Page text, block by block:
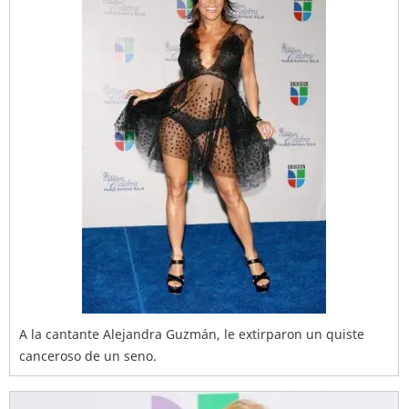
A la cantante Alejandra Guzmán, le extirparon un quiste
canceroso de un seno.